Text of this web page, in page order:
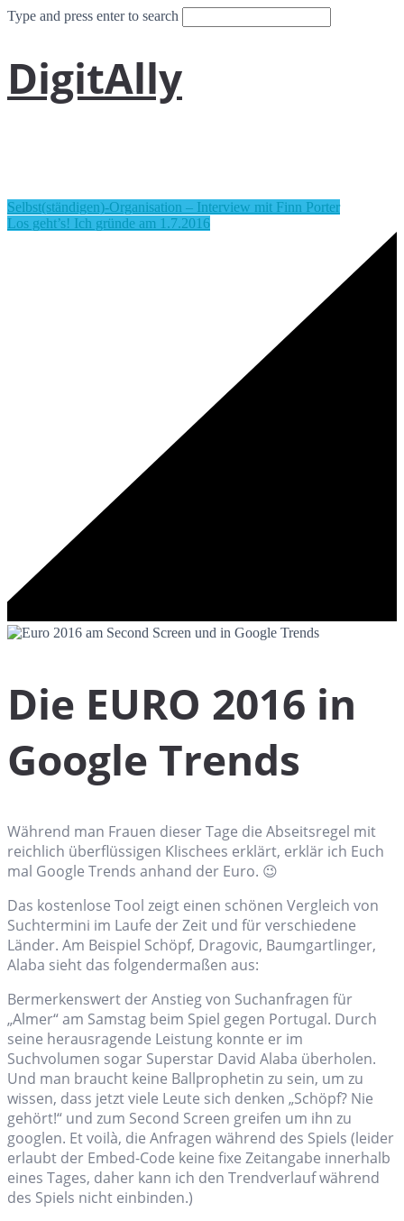
Type and press enter to search
DigitAlly
Selbst(ständigen)-Organisation – Interview mit Finn Porter
Los geht’s! Ich gründe am 1.7.2016
Die EURO 2016 in
Google Trends
Während man Frauen dieser Tage die Abseitsregel mit
reichlich überflüssigen Klischees erklärt, erklär ich Euch
mal Google Trends anhand der Euro. 😉
Das kostenlose Tool zeigt einen schönen Vergleich von
Suchtermini im Laufe der Zeit und für verschiedene
Länder. Am Beispiel Schöpf, Dragovic, Baumgartlinger,
Alaba sieht das folgendermaßen aus:
Bermerkenswert der Anstieg von Suchanfragen für
„Almer“ am Samstag beim Spiel gegen Portugal. Durch
seine herausragende Leistung konnte er im
Suchvolumen sogar Superstar David Alaba überholen.
Und man braucht keine Ballprophetin zu sein, um zu
wissen, dass jetzt viele Leute sich denken „Schöpf? Nie
gehört!“ und zum Second Screen greifen um ihn zu
googlen. Et voilà, die Anfragen während des Spiels (leider
erlaubt der Embed-Code keine fixe Zeitangabe innerhalb
eines Tages, daher kann ich den Trendverlauf während
des Spiels nicht einbinden.)